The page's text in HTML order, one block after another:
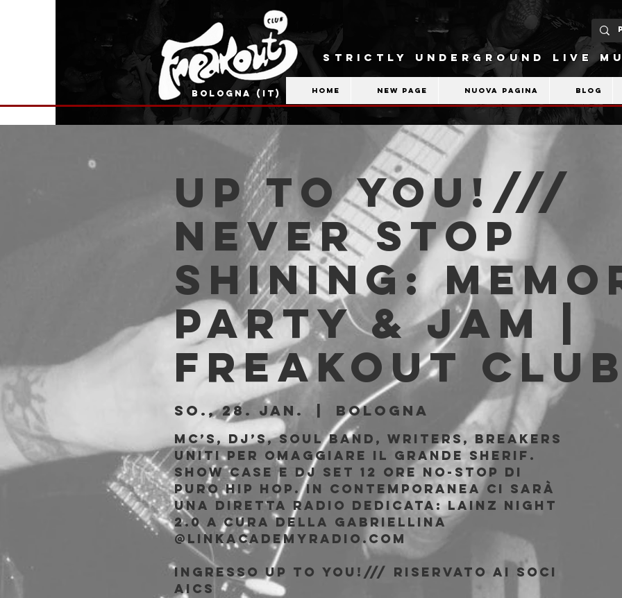
BOLOGNA (IT)
STRICTLY UNDERGROUND LIVE
Home New Page Nuova pagina Blog
Up to You!///
Never Stop
Shining:
party & jam |
Freakout
So., 28. Jan.
  |
Bologna
MC’s, DJ’s, Soul band, Writers, Breakers
uniti per omaggiare il Grande Sherif.
Show case e Dj Set 12 ore no-stop di
puro Hip Hop. In contemporanea ci sarà
una diretta radio dedicata: Lainz Night
2.0 a cura della Gabriellina
@linkacademyradio.com
Ingresso Up to You!/// riservato ai soci
AICS